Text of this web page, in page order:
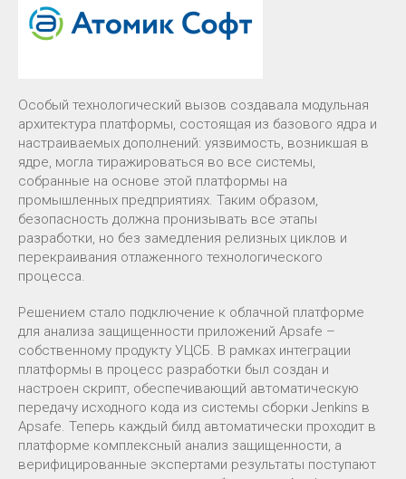
Особый технологический вызов создавала модульная
архитектура платформы, состоящая из базового ядра и
настраиваемых дополнений: уязвимость, возникшая в
ядре, могла тиражироваться во все системы,
собранные на основе этой платформы на
промышленных предприятиях. Таким образом,
безопасность должна пронизывать все этапы
разработки, но без замедления релизных циклов и
перекраивания отлаженного технологического
процесса.
Решением стало подключение к облачной платформе
для анализа защищенности приложений Apsafe –
собственному продукту УЦСБ. В рамках интеграции
платформы в процесс разработки был создан и
настроен скрипт, обеспечивающий автоматическую
передачу исходного кода из системы сборки Jenkins в
Apsafe. Теперь каждый билд автоматически проходит в
платформе комплексный анализ защищенности, а
верифицированные экспертами результаты поступают